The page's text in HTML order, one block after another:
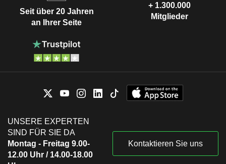
Seit über 20 Jahren
an Ihrer Seite
+ 1.300.000
Mitglieder
UNSERE EXPERTEN
SIND FÜR SIE DA
Montag - Freitag 9.00-
12.00 Uhr / 14.00-18.00
Kontaktieren Sie uns